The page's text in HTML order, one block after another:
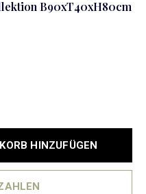
B90xT40xH80cm
HINZUFÜGEN